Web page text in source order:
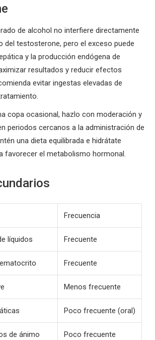
de alcohol no interfiere directamente
del testosterone, pero el exceso puede
y la producción endógena de
resultados y reducir efectos
evitar ingestas elevadas de
copa ocasional, hazlo con moderación y
periodos cercanos a la administración de
una dieta equilibrada e hidrátate
favorecer el metabolismo hormonal.
Frecuencia
líquidos Frecuente
Frecuente
Menos frecuente
Poco frecuente (oral)
de ánimo Poco frecuente